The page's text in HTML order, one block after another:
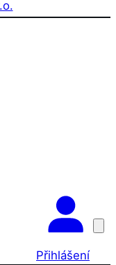
Přihlášení